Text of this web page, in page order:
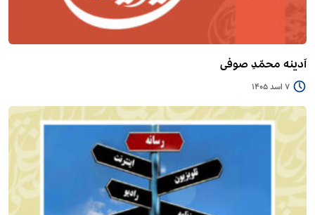
آدینه محمّدِ صوفی
7 اسد 1405